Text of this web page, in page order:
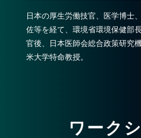
日本の厚生労働技官、医学博士
佐等を経て、環境省環境保健部
官後、日本医師会総合政策研究
米大学特命教授。
ワーク